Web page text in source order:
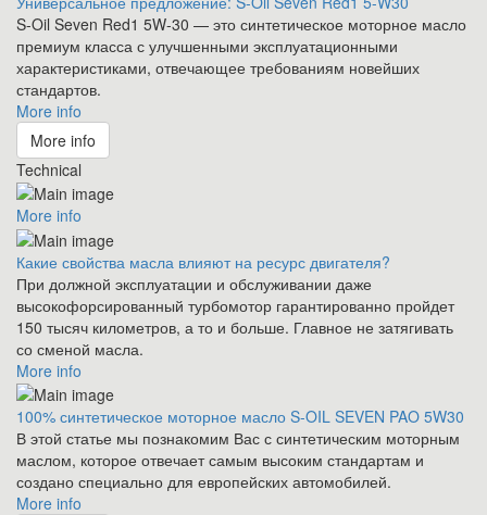
S-Oil Seven Red1 5W-30 — это синтетическое моторное масло
премиум класса с улучшенными эксплуатационными
характеристиками, отвечающее требованиям новейших
стандартов.
More info
More info
Technical
More info
Какие свойства масла влияют на ресурс двигателя?
При должной эксплуатации и обслуживании даже
высокофорсированный турбомотор гарантированно пройдет
150 тысяч километров, а то и больше. Главное не затягивать
со сменой масла.
More info
100% синтетическое моторное масло S-OIL SEVEN PAO 5W30
В этой статье мы познакомим Вас с синтетическим моторным
маслом, которое отвечает самым высоким стандартам и
создано специально для европейских автомобилей.
More info